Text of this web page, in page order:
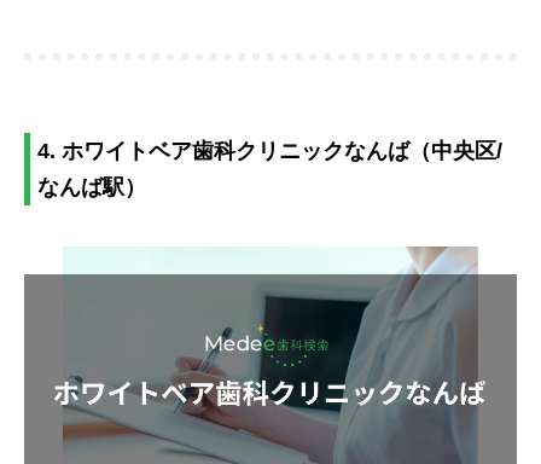
4. ホワイトベア歯科クリニックなんば（中央区/
なんば駅）